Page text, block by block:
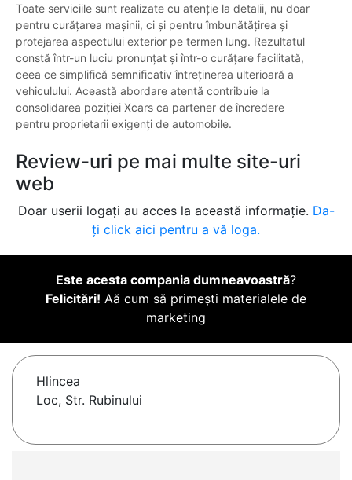
Toate serviciile sunt realizate cu atenție la detalii, nu doar
pentru curățarea mașinii, ci și pentru îmbunătățirea și
protejarea aspectului exterior pe termen lung. Rezultatul
constă într-un luciu pronunțat și într-o curățare facilitată,
ceea ce simplifică semnificativ întreținerea ulterioară a
vehiculului. Această abordare atentă contribuie la
consolidarea poziției Xcars ca partener de încredere
pentru proprietarii exigenți de automobile.
Review-uri pe mai multe site-uri
web
Doar userii logați au acces la această informație. Da-
ți click aici pentru a vă loga.
Este acesta compania dumneavoastră?
Felicitări! Aă cum să primești materialele de
marketing
Hlincea
Loc, Str. Rubinului